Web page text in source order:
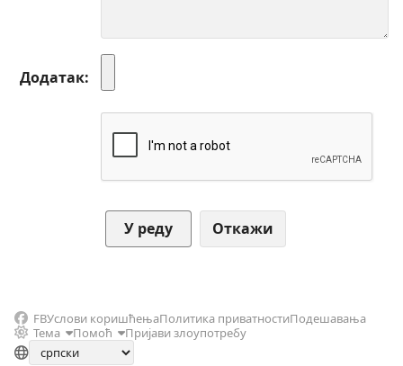
Додатак
Откажи
FBУслови коришћењаПолитика приватностиПодешавања
Тема
Помоћ Пријави злоупотребу